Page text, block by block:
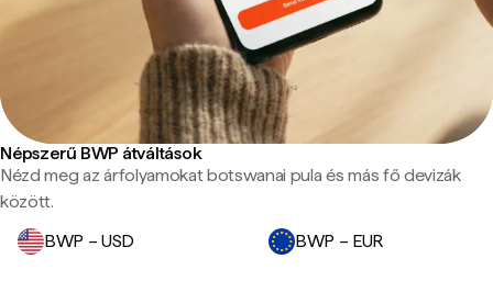
Népszerű BWP átváltások
Nézd meg az árfolyamokat botswanai pula és más fő devizák
között.
BWP – USD
BWP – EUR